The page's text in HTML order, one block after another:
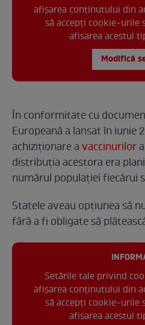
afișarea conținutului din
să accepți cookie-urile
afisarea acestui
Modifică
În conformitate cu
Europeană a lansat în iunie
achiziționare avaccinurilor
distribuția acestora era
numărul populației fiecărui
Statele aveau opțiunea să
fără a fi obligate să
Setările tale privind
afișarea conținutului din
să accepți cookie-urile
afisarea acestui